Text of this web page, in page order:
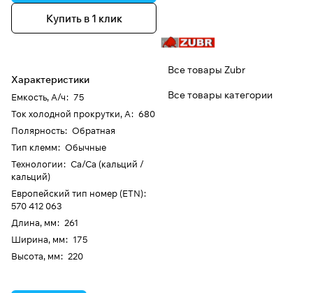
Купить в 1 клик
Характеристики
Емкость, А/ч: 75
Ток холодной прокрутки, А: 680
Полярность: Обратная
Тип клемм: Обычные
Технологии: Ca/Ca (кальций /
кальций)
Европейский тип номер (ETN):
570 412 063
Длина, мм: 261
Ширина, мм: 175
Высота, мм: 220
Все товары Zubr
Все товары категории